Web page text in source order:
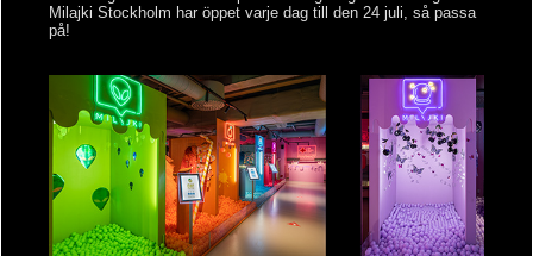
Milajki Stockholm har öppet varje dag till den 24 juli, så passa
på!